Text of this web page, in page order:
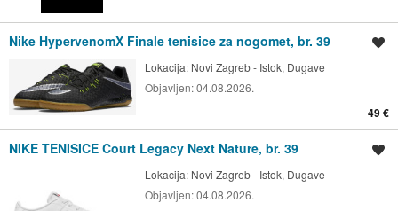
Nike HypervenomX Finale tenisice za nogomet, br. 39
Lokacija: Novi Zagreb - Istok, Dugave
Objavljen:04.08.2026.
49 €
NIKE TENISICE Court Legacy Next Nature, br. 39
Lokacija: Novi Zagreb - Istok, Dugave
Objavljen:04.08.2026.